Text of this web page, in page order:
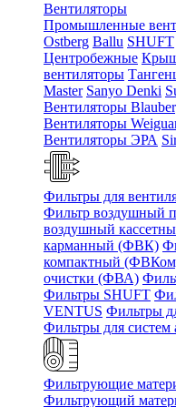
Вентиляторы
Промышленные
Ostberg Ballu SHUFT
Центробежные
вентиляторы
Master Sanyo Denki
Вентиляторы
Вентиляторы
Вентиляторы ЭРА
Фильтры для
Фильтр воздушный
воздушный
карманный (ФВК)
компактный
очистки (ФВА)
Фильтры SHUFT
VENTUS Фильтры
Фильтры для систем
Фильтрующие
Фильтрующий